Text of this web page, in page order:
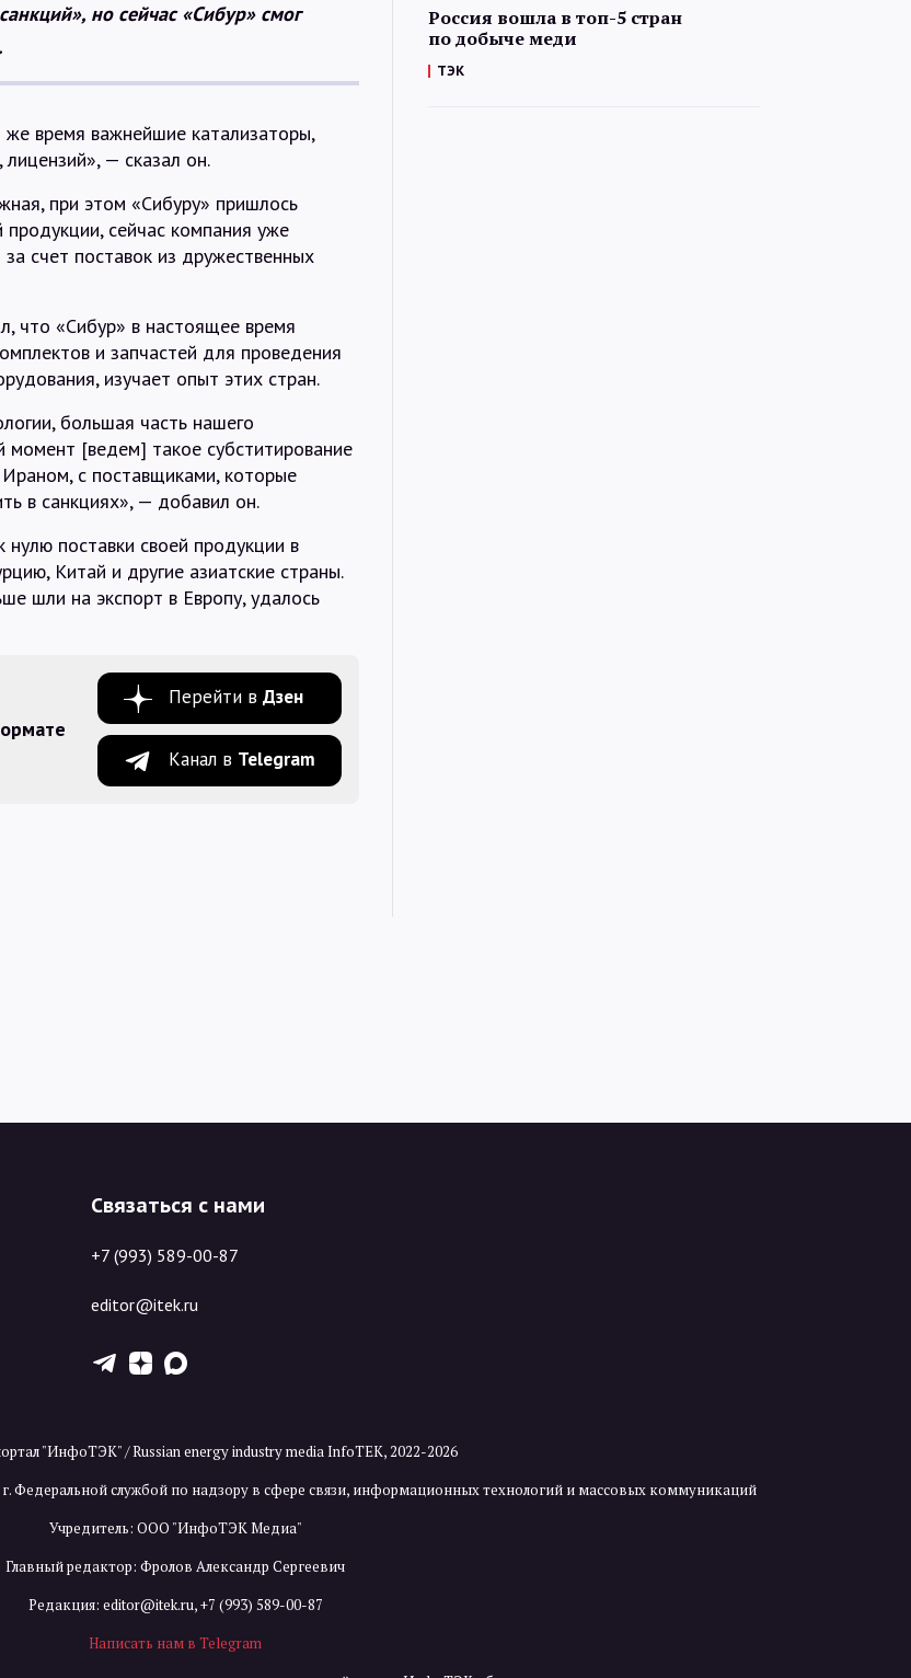
но сейчас «Сибур» смог
время важнейшие катализаторы,
— сказал он.
при этом «Сибуру» пришлось
сейчас компания уже
счет поставок из дружественных
что «Сибур» в настоящее время
и запчастей для проведения
изучает опыт этих стран.
большая часть нашего
[ведем] такое субститирование
с поставщиками, которые
в санкциях», — добавил он.
поставки своей продукции в
Китай и другие азиатские страны.
шли на экспорт в Европу, удалось
Перейти в Дзен
Канал в Telegram
Россия вошла в топ-5 стран
по добыче меди
ТЭК
Связаться с нами
+7 (993) 589-00-87
editor@itek.ru
T Z X
"ИнфоТЭК" / Russian energy industry media InfoTEK, 2022-2026
Федеральной службой по надзору в сфере связи, информационных технологий и массовых коммуникаций
Учредитель: ООО "ИнфоТЭК Медиа"
Главный редактор: Фролов Александр Сергеевич
Редакция: editor@itek.ru,+7 (993) 589-00-87
Написать нам в Telegram